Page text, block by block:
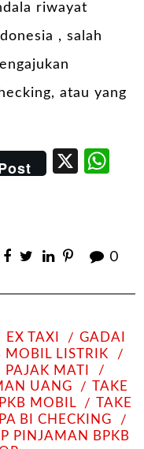
riwayat
, salah
atau yang
X
0
EX TAXI
GADAI
MOBIL LISTRIK
PAJAK MATI
UANG
TAKE
MOBIL
TAKE
BI CHECKING
PINJAMAN BPKB